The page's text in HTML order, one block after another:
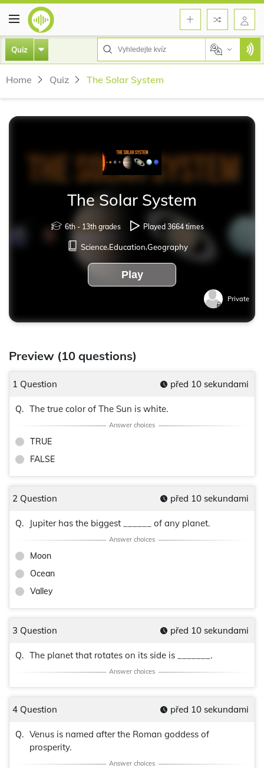
Quiz
Home Quiz The Solar System
The Solar System
6th - 13th grades Played 3664 times
Science,Education,Geography
Play
Private
Preview (10 questions)
1 Question před 10 sekundami
Q. The true color of The Sun is white.
TRUE
FALSE
2 Question před 10 sekundami
Q. Jupiter has the biggest ______ of any planet.
Moon
Ocean
Valley
3 Question před 10 sekundami
Q. The planet that rotates on its side is _______.
4 Question před 10 sekundami
Q. Venus is named after the Roman goddess of
prosperity.